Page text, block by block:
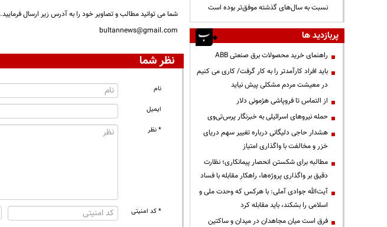
شما می توانید مطالب و تصاویر خود را به آدرس زیر ارسال فرمایید.
bultannews@gmail.com
نظر شما
نام
ایمیل
* نظر
* کد امنیتی
نسبت به سال‌های گذشته موفق‌تر بوده است
پربازدید ها
راهنمای خرید محصولات برق صنعتی ABB
باید افراد کارآمدتر را به کار گرفت/ کاری می کنیم
در معیشت مردم مشکلی پیش نیاید
از التماس تا فروپاشی هژمونی دلار
حمله نیروهای اسرائیلی به خبرنگار پرس‌تی‌وی
هشدار حاجی دلیگانی درباره تغییر سهم دریای
خزر و مخالفت با واگذاری امتیاز
مطالبه برای شکستن انحصار پیمانکاری؛ نظارت
دقیق بر واگذاری پروژه‌ها، راهکار مقابله با فساد
آیت‌الله جوادی آملی: با هرکس که وحدت ملی و
اسلامی را بشکند، باید مقابله کرد
فرق است میان مجاهدان در میدان و ساکتین